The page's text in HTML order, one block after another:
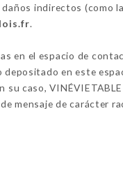
indirectos (como
.
el espacio de
en este
caso,
mensaje de carácter